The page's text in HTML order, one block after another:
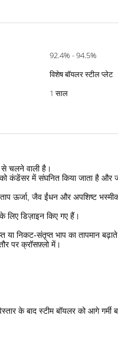
92.4% - 94.5%
विशेष बॉयलर स्टील प्लेट
1 साल
से चलने वाली है।
कंडेंसर में संघनित किया जाता है और
ऊर्जा, जैव ईंधन और अपशिष्ट
लिए डिज़ाइन किए गए हैं।
या निकट-संतृप्त भाप का तापमान
पर क्रॉसफ़्लो में।
के बाद स्टीम बॉयलर को आगे